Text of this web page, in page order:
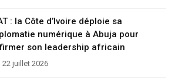
: la Côte d’Ivoire déploie sa
numérique à Abuja pour
son leadership africain
22 juillet 2026